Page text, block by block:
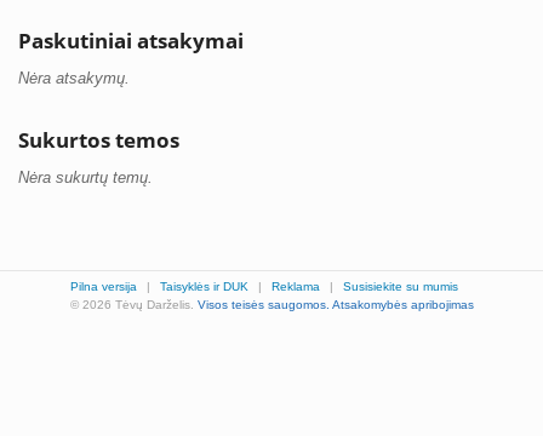
Paskutiniai atsakymai
Nėra atsakymų.
Sukurtos temos
Nėra sukurtų temų.
Pilna versija | Taisyklės ir DUK | Reklama |
Susisiekite su mumis
© 2026 Tėvų Darželis. Visos teisės saugomos. Atsakomybės apribojimas